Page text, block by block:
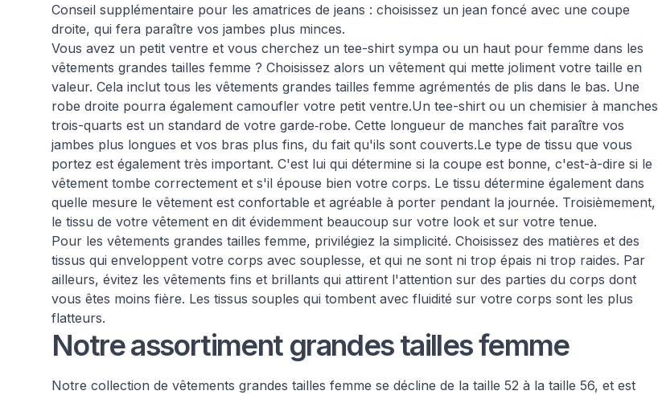
Conseil supplémentaire pour les amatrices de jeans : choisissez un jean foncé avec une coupe
droite, qui fera paraître vos jambes plus minces.
Vous avez un petit ventre et vous cherchez un tee-shirt sympa ou un haut pour femme dans les
vêtements grandes tailles femme ? Choisissez alors un vêtement qui mette joliment votre taille en
valeur. Cela inclut tous les vêtements grandes tailles femme agrémentés de plis dans le bas. Une
robe droite pourra également camoufler votre petit ventre.Un tee-shirt ou un chemisier à manches
trois-quarts est un standard de votre garde‑robe. Cette longueur de manches fait paraître vos
jambes plus longues et vos bras plus fins, du fait qu'ils sont couverts.Le type de tissu que vous
portez est également très important. C'est lui qui détermine si la coupe est bonne, c'est-à-dire si le
vêtement tombe correctement et s'il épouse bien votre corps. Le tissu détermine également dans
quelle mesure le vêtement est confortable et agréable à porter pendant la journée. Troisièmement,
le tissu de votre vêtement en dit évidemment beaucoup sur votre look et sur votre tenue.
Pour les vêtements grandes tailles femme, privilégiez la simplicité. Choisissez des matières et des
tissus qui enveloppent votre corps avec souplesse, et qui ne sont ni trop épais ni trop raides. Par
ailleurs, évitez les vêtements fins et brillants qui attirent l'attention sur des parties du corps dont
vous êtes moins fière. Les tissus souples qui tombent avec fluidité sur votre corps sont les plus
flatteurs.
Notre assortiment grandes tailles femme
Notre collection de vêtements grandes tailles femme se décline de la taille 52 à la taille 56, et est